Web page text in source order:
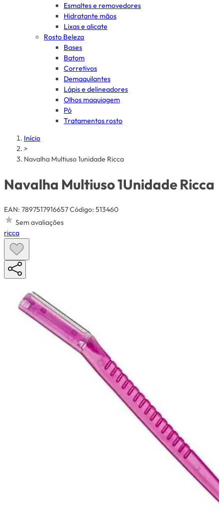
Esmaltes e removedores
Hidratante mãos
Lixas e alicate
Rosto Beleza
Bases
Batom
Corretivos
Demaquilantes
Lápis e delineadores
Olhos maquiagem
Pó
Tratamentos rosto
Início
>
Navalha Multiuso 1unidade Ricca
Navalha Multiuso 1Unidade Ricca
EAN: 7897517916657Código: 513460
Sem avaliações
ricca